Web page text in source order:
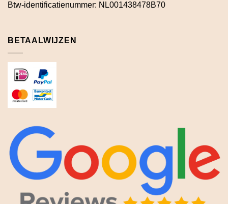
Btw-identificatienummer: NL001438478B70
BETAALWIJZEN